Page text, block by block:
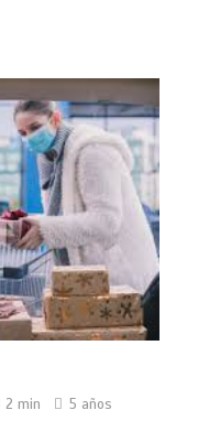
2 min 5 años